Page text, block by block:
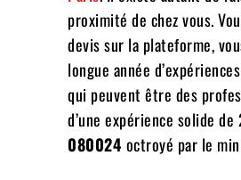
proximité de chez vous.
devis sur la plateforme,
longue année
qui peuvent être des
d’une expérience solide
080024octroyé par le